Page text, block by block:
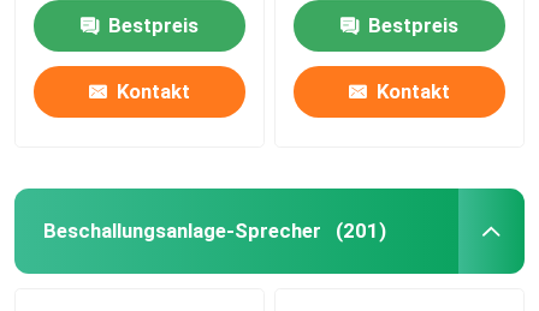
Tonanlage-
Bestpreis
Kontakt
Energie-Sequenzer-
19in
Bestpreis
Kontakt
Beschallungsanlage-Sprecher (201)